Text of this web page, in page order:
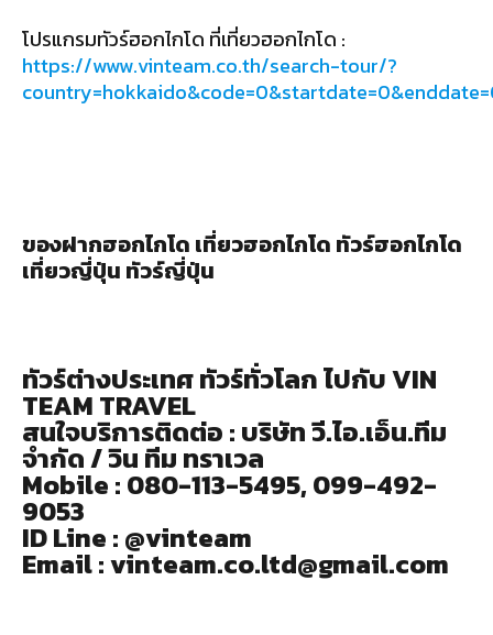
โปรแกรมทัวร์ฮอกไกโด ที่เที่ยวฮอกไกโด :
https://www.vinteam.co.th/search-tour/?
ของฝากฮอกไกโด เที่ยวฮอกไกโด ทัวร์ฮอกไกโด
เที่ยวญี่ปุ่น ทัวร์ญี่ปุ่น
ทัวร์ต่างประเทศ ทัวร์ทั่วโลก ไปกับ VIN
TEAM TRAVEL
สนใจบริการติดต่อ : บริษัท วี.ไอ.เอ็น.ทีม
จำกัด / วิน ทีม ทราเวล
Mobile : 080-113-5495, 099-492-
9053
ID Line : @vinteam
Email : vinteam.co.ltd@gmail.com